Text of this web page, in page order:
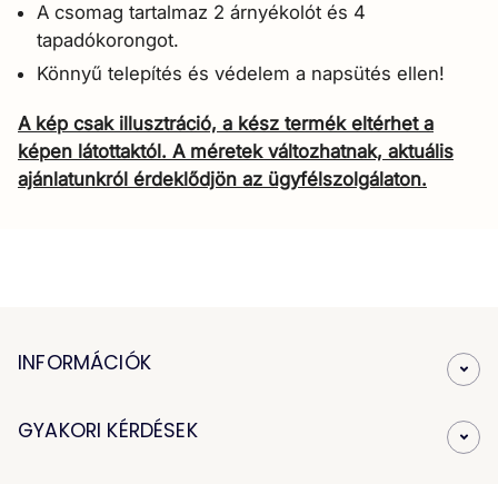
A csomag tartalmaz 2 árnyékolót és 4
tapadókorongot.
Könnyű telepítés és védelem a napsütés ellen!
A kép csak illusztráció, a kész termék eltérhet a
képen látottaktól. A méretek változhatnak, aktuális
ajánlatunkról érdeklődjön az ügyfélszolgálaton.
INFORMÁCIÓK
GYAKORI KÉRDÉSEK